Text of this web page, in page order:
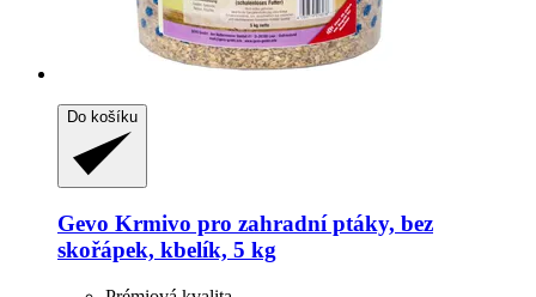
Do košíku
Gevo Krmivo pro zahradní ptáky, bez
skořápek, kbelík, 5 kg